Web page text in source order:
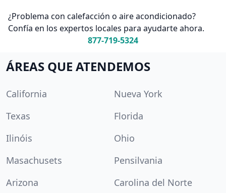
¿Problema con calefacción o aire acondicionado?
Confía en los expertos locales para ayudarte ahora.
877-719-5324
ÁREAS QUE ATENDEMOS
California
Nueva York
Texas
Florida
Ilinóis
Ohio
Masachusets
Pensilvania
Arizona
Carolina del Norte